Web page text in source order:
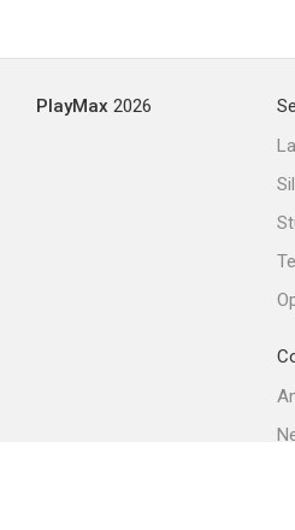
PlayMax 2026